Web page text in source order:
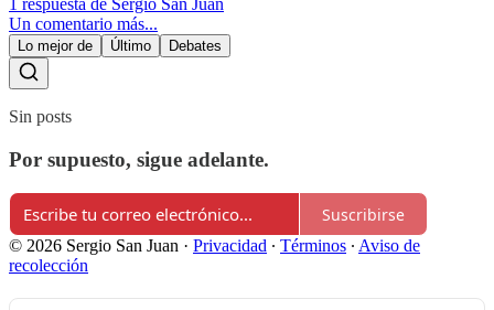
Un comentario más...
Lo mejor de Último Debates
Sin posts
Por supuesto, sigue adelante.
Suscribirse
© 2026 Sergio San Juan · Privacidad ∙ Términos ∙ Aviso de
recolección